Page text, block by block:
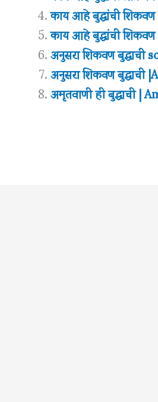
काय आहे बुद्धांची
काय आहे बुद्धांची
अनुसरा शिकवण
अनुसरा शिकवण
अमृतवाणी ही